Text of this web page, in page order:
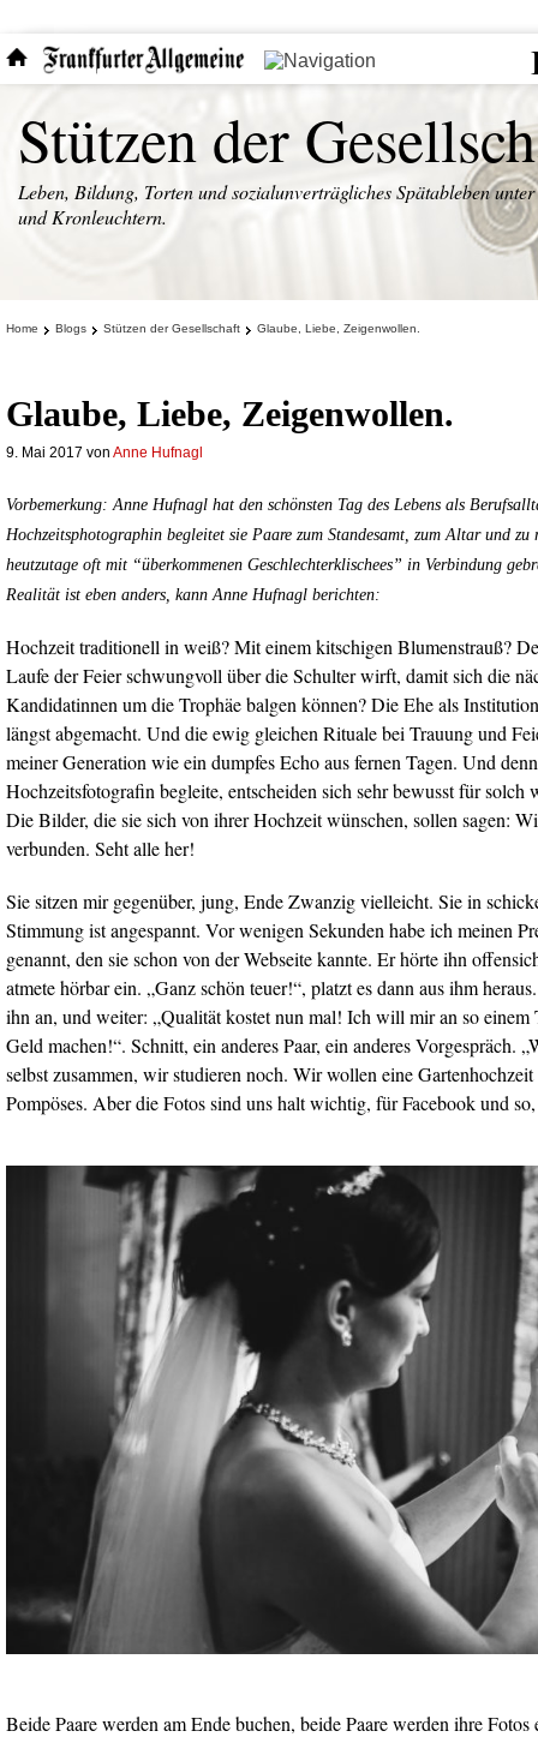
Stützen der
Leben, Bildung, Torten und sozialunverträgliches Spätableben unter
und Kronleuchtern.
Home Blogs Stützen der Gesellschaft Glaube, Liebe, Zeigenwollen.
Glaube, Liebe, Zeigenwollen.
9. Mai 2017 von Anne Hufnagl
Vorbemerkung: Anne Hufnagl hat den schönsten Tag des Lebens als
Hochzeitsphotographin begleitet sie Paare zum Standesamt, zum Altar und zu
heutzutage oft mit “überkommenen Geschlechterklischees” in Verbindung
Realität ist eben anders, kann Anne Hufnagl berichten:
Hochzeit traditionell in weiß? Mit einem kitschigen Blumenstrauß?
Laufe der Feier schwungvoll über die Schulter wirft, damit sich die
Kandidatinnen um die Trophäe balgen können? Die Ehe als
längst abgemacht. Und die ewig gleichen Rituale bei Trauung und
meiner Generation wie ein dumpfes Echo aus fernen Tagen. Und
Hochzeitsfotografin begleite, entscheiden sich sehr bewusst für solch
Die Bilder, die sie sich von ihrer Hochzeit wünschen, sollen sagen:
verbunden. Seht alle her!
Sie sitzen mir gegenüber, jung, Ende Zwanzig vielleicht. Sie in
Stimmung ist angespannt. Vor wenigen Sekunden habe ich meinen
genannt, den sie schon von der Webseite kannte. Er hörte ihn
atmete hörbar ein. „Ganz schön teuer!“, platzt es dann aus ihm
ihn an, und weiter: „Qualität kostet nun mal! Ich will mir an so einem
Geld machen!“. Schnitt, ein anderes Paar, ein anderes Vorgespräch.
selbst zusammen, wir studieren noch. Wir wollen eine
Pompöses. Aber die Fotos sind uns halt wichtig, für Facebook und
Beide Paare werden am Ende buchen, beide Paare werden ihre Fotos